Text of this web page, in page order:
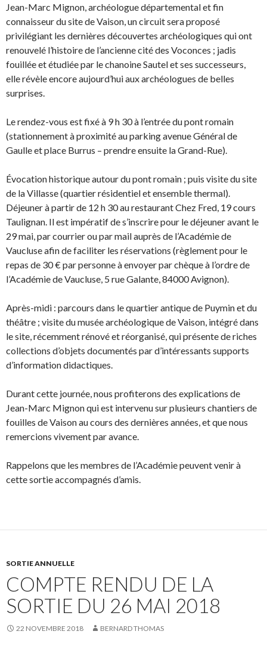
Jean-Marc Mignon, archéologue départemental et fin
connaisseur du site de Vaison, un circuit sera proposé
privilégiant les dernières découvertes archéologiques qui ont
renouvelé l’histoire de l’ancienne cité des Voconces ; jadis
fouillée et étudiée par le chanoine Sautel et ses successeurs,
elle révèle encore aujourd’hui aux archéologues de belles
surprises.
Le rendez-vous est fixé à 9 h 30 à l’entrée du pont romain
(stationnement à proximité au parking avenue Général de
Gaulle et place Burrus – prendre ensuite la Grand-Rue).
Évocation historique autour du pont romain ; puis visite du site
de la Villasse (quartier résidentiel et ensemble thermal).
Déjeuner à partir de 12 h 30 au restaurant Chez Fred, 19 cours
Taulignan. Il est impératif de s’inscrire pour le déjeuner avant le
29 mai, par courrier ou par mail auprès de l’Académie de
Vaucluse afin de faciliter les réservations (règlement pour le
repas de 30 € par personne à envoyer par chèque à l’ordre de
l’Académie de Vaucluse, 5 rue Galante, 84000 Avignon).
Après-midi : parcours dans le quartier antique de Puymin et du
théâtre ; visite du musée archéologique de Vaison, intégré dans
le site, récemment rénové et réorganisé, qui présente de riches
collections d’objets documentés par d’intéressants supports
d’information didactiques.
Durant cette journée, nous profiterons des explications de
Jean-Marc Mignon qui est intervenu sur plusieurs chantiers de
fouilles de Vaison au cours des dernières années, et que nous
remercions vivement par avance.
Rappelons que les membres de l’Académie peuvent venir à
cette sortie accompagnés d’amis.
SORTIE ANNUELLE
COMPTE RENDU DE LA
SORTIE DU 26 MAI 2018
22 NOVEMBRE 2018 BERNARD THOMAS